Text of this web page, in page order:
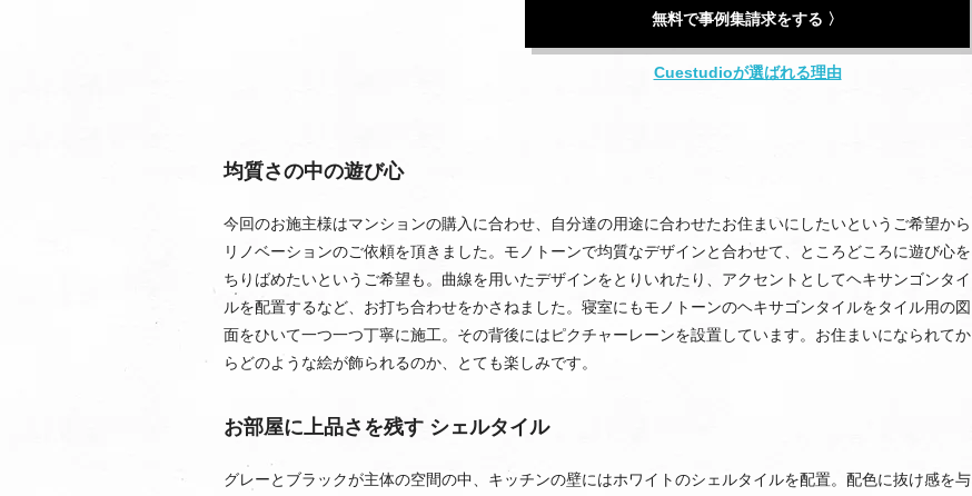
無料で事例集請求をする 〉
Cuestudioが選ばれる理由
均質さの中の遊び心​
今回のお施主様はマンションの購入に合わせ、自分達の用途に合わせたお住まいにしたいというご希望から
リノベーションのご依頼を頂きました。モノトーンで均質なデザインと合わせて、ところどころに遊び心を
ちりばめたいというご希望も。曲線を用いたデザインをとりいれたり、アクセントとしてヘキサンゴンタイ
ルを配置するなど、お打ち合わせをかさねました。寝室にもモノトーンのヘキサゴンタイルをタイル用の図
面をひいて一つ一つ丁寧に施工。その背後にはピクチャーレーンを設置しています。お住まいになられてか
らどのような絵が飾られるのか、とても楽しみです。
お部屋に上品さを残す シェルタイル
グレーとブラックが主体の空間の中、キッチンの壁にはホワイトのシェルタイルを配置。配色に抜け感を与